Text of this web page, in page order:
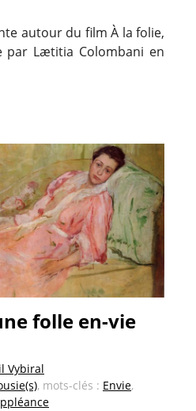
autour du film À la folie,
par Lætitia Colombani en
folle en-vie
Vybiral
, mots-clés : Envie,